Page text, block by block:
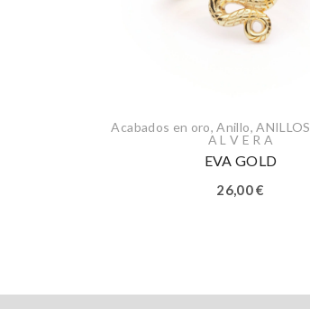
Acabados en oro,Anillo,ANILLOS
A L V E R A
EVA GOLD
26,00€